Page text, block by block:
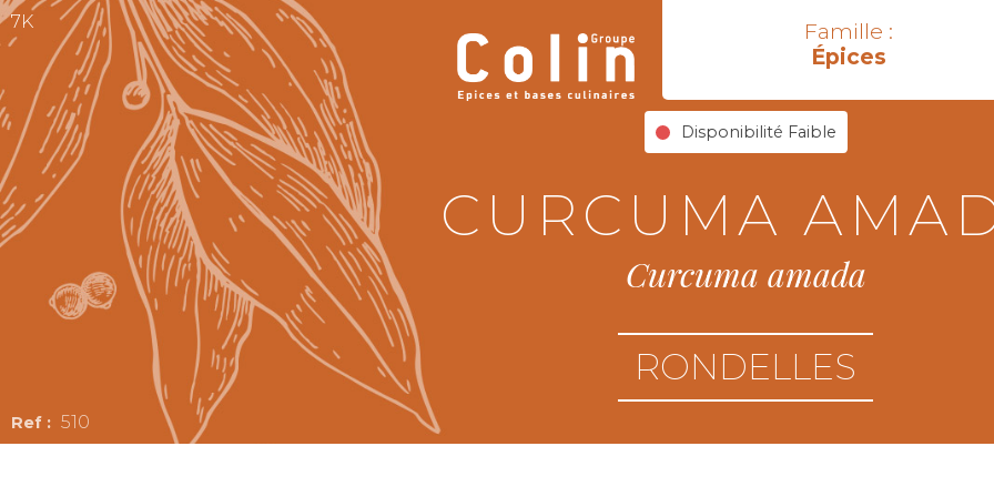
Famille :
Épices
Disponibilité Faible
7K
510
CURCUMA
Curcuma amada
RONDELLES